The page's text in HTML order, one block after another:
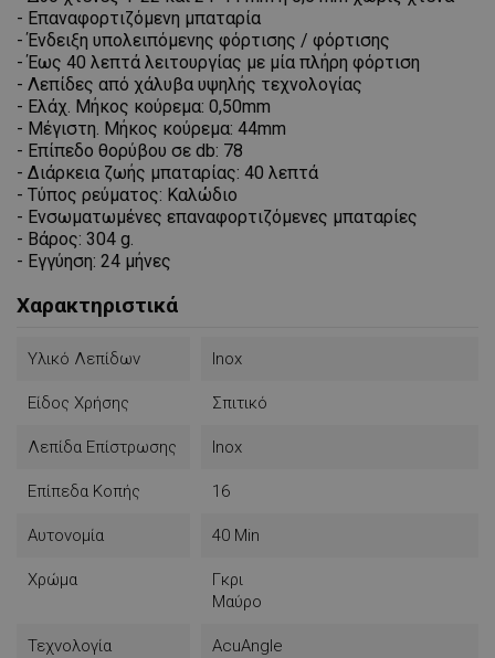
- Επαναφορτιζόμενη μπαταρία
- Ένδειξη υπολειπόμενης φόρτισης / φόρτισης
- Έως 40 λεπτά λειτουργίας με μία πλήρη φόρτιση
- Λεπίδες από χάλυβα υψηλής τεχνολογίας
- Ελάχ. Μήκος κούρεμα: 0,50mm
- Μέγιστη. Μήκος κούρεμα: 44mm
- Επίπεδο θορύβου σε db: 78
- Διάρκεια ζωής μπαταρίας: 40 λεπτά
- Τύπος ρεύματος: Καλώδιο
- Ενσωματωμένες επαναφορτιζόμενες μπαταρίες
- Βάρος: 304 g.
- Εγγύηση: 24 μήνες
Χαρακτηριστικά
Υλικό Λεπίδων Inox
Είδος Χρήσης Σπιτικό
Λεπίδα Επίστρωσης Inox
Επίπεδα Κοπής 16
Αυτονομία 40 Min
Χρώμα
Γκρι
Μαύρο
Τεχνολογία AcuAngle